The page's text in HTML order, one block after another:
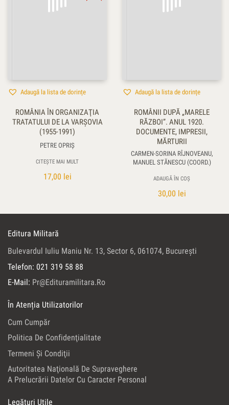
Adaugă la lista de dorințe
ROMÂNIA ÎN ORGANIZAŢIA
TRATATULUI DE LA VARŞOVIA
(1955-1991)
PETRE OPRIŞ
CITEȘTE MAI MULT
17,00 lei
Adaugă la lista de dorințe
ROMÂNII DUPĂ „MARELE
RĂZBOI”. ANUL 1920.
DOCUMENTE, IMPRESII,
MĂRTURII
CARMEN-SORINA RÎJNOVEANU,
MANUEL STĂNESCU (COORD.)
ADAUGĂ ÎN COȘ
30,00 lei
Editura Militară
Bulevardul Iuliu Maniu Nr. 13, Sector 6, 061074, Bucureşti
Telefon: 021 319 58 88
E-Mail: Pr@edituramilitara.ro
În Atenția Utilizatorilor
Cum Cumpăr
Politica De Confidenţialitate
Termeni Şi Condiţii
Autoritatea Naţională De Supraveghere
A Prelucrării Datelor Cu Caracter Personal
Legături Utile